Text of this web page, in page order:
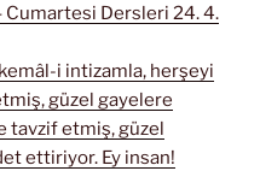
Cumartesi Dersleri 24. 4.
i intizamla, herşeyi
güzel gayelere
tavzif etmiş, güzel
ettiriyor. Ey insan!